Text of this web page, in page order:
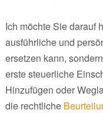
Ich möchte Sie darauf
ausführliche und
ersetzen kann,
erste steuerliche
Hinzufügen oder
die rechtliche